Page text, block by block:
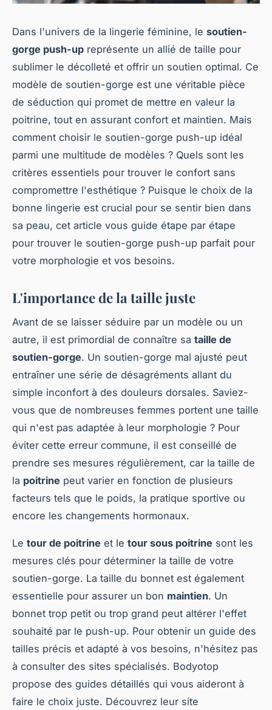
Dans l'univers de la lingerie féminine, le soutien-
gorge push-up représente un allié de taille pour
sublimer le décolleté et offrir un soutien optimal. Ce
modèle de soutien-gorge est une véritable pièce
de séduction qui promet de mettre en valeur la
poitrine, tout en assurant confort et maintien. Mais
comment choisir le soutien-gorge push-up idéal
parmi une multitude de modèles ? Quels sont les
critères essentiels pour trouver le confort sans
compromettre l'esthétique ? Puisque le choix de la
bonne lingerie est crucial pour se sentir bien dans
sa peau, cet article vous guide étape par étape
pour trouver le soutien-gorge push-up parfait pour
votre morphologie et vos besoins.
L'importance de la taille juste
Avant de se laisser séduire par un modèle ou un
autre, il est primordial de connaître sa taille de
soutien-gorge. Un soutien-gorge mal ajusté peut
entraîner une série de désagréments allant du
simple inconfort à des douleurs dorsales. Saviez-
vous que de nombreuses femmes portent une taille
qui n'est pas adaptée à leur morphologie ? Pour
éviter cette erreur commune, il est conseillé de
prendre ses mesures régulièrement, car la taille de
la poitrine peut varier en fonction de plusieurs
facteurs tels que le poids, la pratique sportive ou
encore les changements hormonaux.
Le tour de poitrine et le tour sous poitrine sont les
mesures clés pour déterminer la taille de votre
soutien-gorge. La taille du bonnet est également
essentielle pour assurer un bon maintien. Un
bonnet trop petit ou trop grand peut altérer l'effet
souhaité par le push-up. Pour obtenir un guide des
tailles précis et adapté à vos besoins, n'hésitez pas
à consulter des sites spécialisés. Bodyotop
propose des guides détaillés qui vous aideront à
faire le choix juste. Découvrez leur site